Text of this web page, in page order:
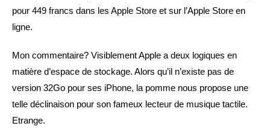
pour 449 francs dans les Apple Store et sur l’Apple Store en
ligne.
Mon commentaire? Visiblement Apple a deux logiques en
matière d’espace de stockage. Alors qu’il n’existe pas de
version 32Go pour ses iPhone, la pomme nous propose une
telle déclinaison pour son fameux lecteur de musique tactile.
Etrange.